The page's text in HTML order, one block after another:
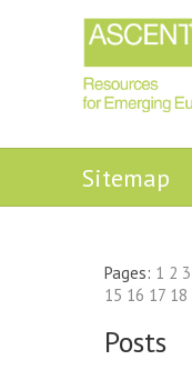
Sitemap
Pages: 1 2 3
15 16 17 18
Posts